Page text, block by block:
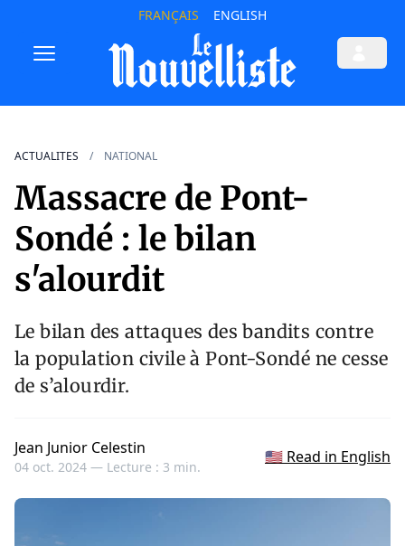
FRANÇAIS ENGLISH
ACTUALITES NATIONAL
Massacre de Pont-
Sondé : le bilan
s'alourdit
Le bilan des attaques des bandits contre
la population civile à Pont-Sondé ne cesse
de s’alourdir.
Jean Junior Celestin
04 oct. 2024 — Lecture : 3 min.
🇺🇸 Read in English